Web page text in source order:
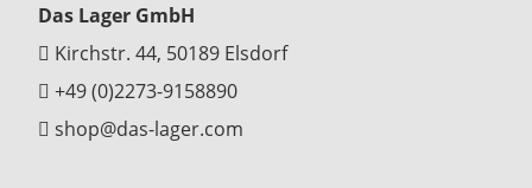
Das Lager GmbH
Kirchstr. 44, 50189 Elsdorf
+49 (0)2273-9158890
shop@das-lager.com